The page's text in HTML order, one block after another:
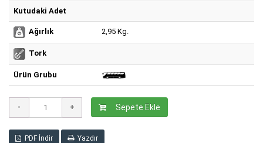
Kutudaki Adet
Ağırlık 2,95 Kg.
Tork
Ürün Grubu
Sepete Ekle
PDF İndir Yazdır